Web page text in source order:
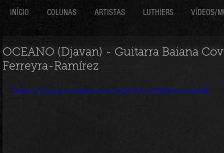
INÍCIO COLUNAS ARTISTAS LUTHIERS VÍDEOS/
OCEANO (Djavan) - Guitarra Baiana
Ferreyra-Ramírez
https://www.youtube.com/watch?v=oKX0mmxdLw8